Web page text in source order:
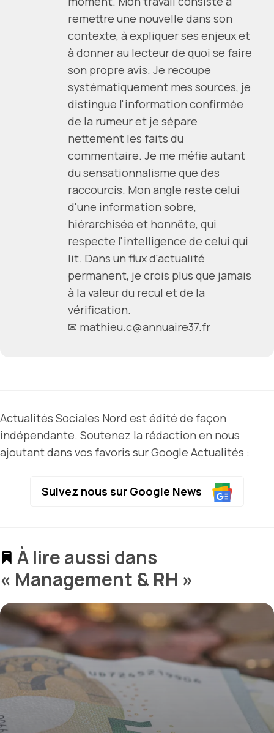
remettre une nouvelle dans son
contexte, à expliquer ses enjeux et
à donner au lecteur de quoi se faire
son propre avis. Je recoupe
systématiquement mes sources, je
distingue l'information confirmée
de la rumeur et je sépare
nettement les faits du
commentaire. Je me méfie autant
du sensationnalisme que des
raccourcis. Mon angle reste celui
d'une information sobre,
hiérarchisée et honnête, qui
respecte l'intelligence de celui qui
lit. Dans un flux d'actualité
permanent, je crois plus que jamais
à la valeur du recul et de la
vérification.
✉ mathieu.c@annuaire37.fr
Actualités Sociales Nord est édité de façon
indépendante. Soutenez la rédaction en nous
ajoutant dans vos favoris sur Google Actualités :
Suivez nous sur Google News
À lire aussi dans
« Management & RH »